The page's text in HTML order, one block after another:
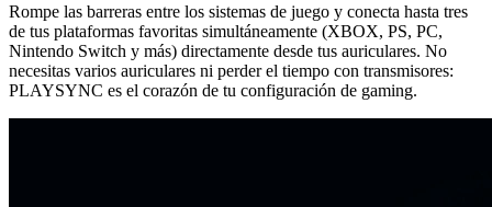
Rompe las barreras entre los sistemas de juego y conecta hasta tres
de tus plataformas favoritas simultáneamente (XBOX, PS, PC,
Nintendo Switch y más) directamente desde tus auriculares. No
necesitas varios auriculares ni perder el tiempo con transmisores:
PLAYSYNC es el corazón de tu configuración de gaming.